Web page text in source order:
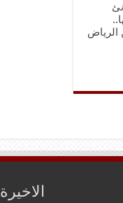
الرياض
الاخيرة